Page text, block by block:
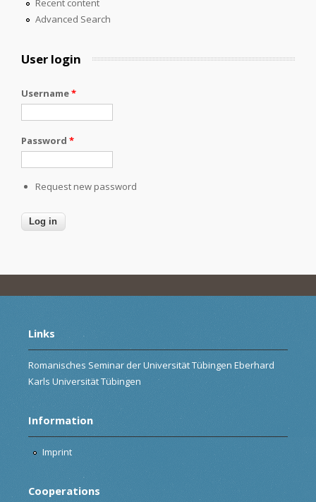
Advanced Search
User login
Username*
Password *
Request new password
Links
Romanisches Seminar der Universität Tübingen Eberhard
Karls Universität Tübingen
Information
Imprint
Cooperations